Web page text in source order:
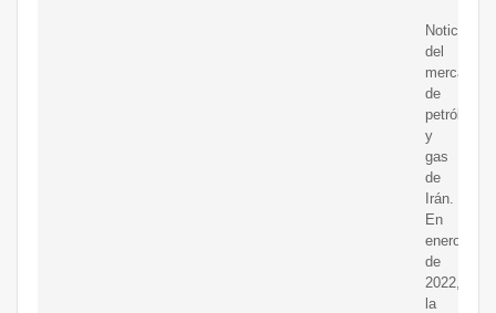
Noticias
del
mercado
de
petróleo
y
gas
de
Irán.
En
enero
de
2022,
la